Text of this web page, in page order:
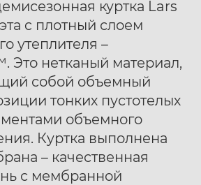
42
47
Ботинки муж. Harry
Hatchet Bluff black
40 41
42
43
44 45 46
куртка Lars
c плотный слоем
утеплителя –
нетканый материал,
собой объемный
тонких пустотелых
объемного
Куртка выполнена
– качественная
с мембранной